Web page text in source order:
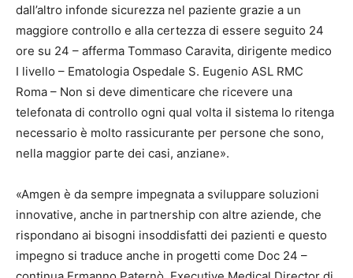
dall’altro infonde sicurezza nel paziente grazie a un
maggiore controllo e alla certezza di essere seguito 24
ore su 24 – afferma Tommaso Caravita, ‎dirigente medico
I livello – ‎Ematologia Ospedale S. Eugenio ASL RMC
Roma – Non si deve dimenticare che ricevere una
telefonata di controllo ogni qual volta il sistema lo ritenga
necessario è molto rassicurante per persone che sono,
nella maggior parte dei casi, anziane».
«Amgen è da sempre impegnata a sviluppare soluzioni
innovative, anche in partnership con altre aziende, che
rispondano ai bisogni insoddisfatti dei pazienti e questo
impegno si traduce anche in progetti come Doc 24 –